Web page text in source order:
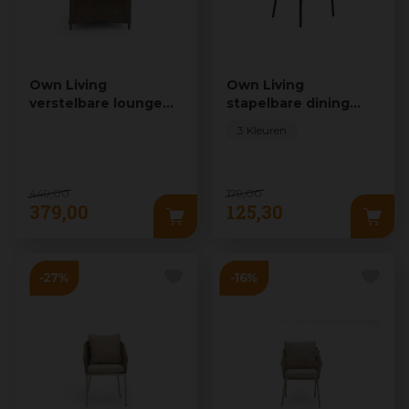
Own Living
verstelbare lounge
449 ,00
379,00
Own Living
stapelbare dining
179 ,00
125,30
3 Kleuren